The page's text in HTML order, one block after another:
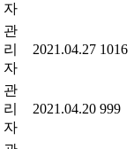
자
관
리
자
2021.04.27 1016
관
리
자
2021.04.20 999